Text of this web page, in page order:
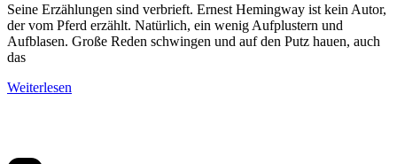
Seine Erzählungen sind verbrieft. Ernest Hemingway ist kein Autor,
der vom Pferd erzählt. Natürlich, ein wenig Aufplustern und
Aufblasen. Große Reden schwingen und auf den Putz hauen, auch
das
Weiterlesen